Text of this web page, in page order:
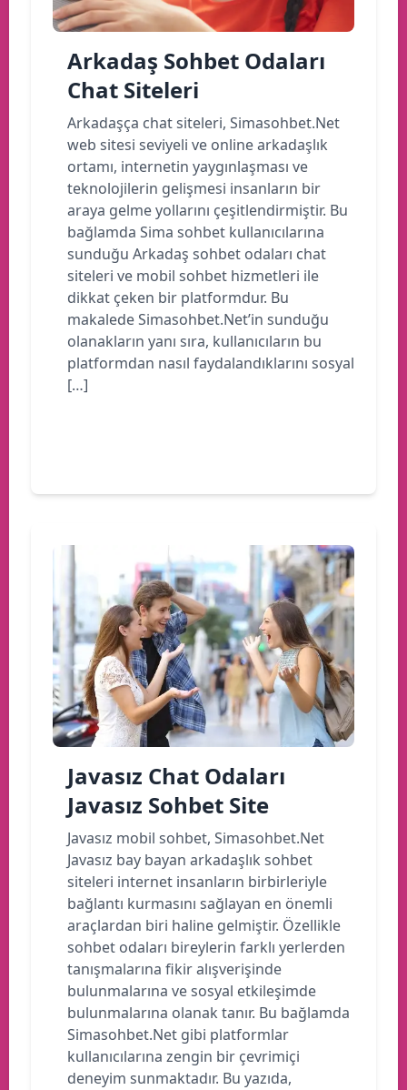
Arkadaş Sohbet Odaları
Chat Siteleri
Arkadaşça chat siteleri, Simasohbet.Net
web sitesi seviyeli ve online arkadaşlık
ortamı, internetin yaygınlaşması ve
teknolojilerin gelişmesi insanların bir
araya gelme yollarını çeşitlendirmiştir. Bu
bağlamda Sima sohbet kullanıcılarına
sunduğu Arkadaş sohbet odaları chat
siteleri ve mobil sohbet hizmetleri ile
dikkat çeken bir platformdur. Bu
makalede Simasohbet.Net’in sunduğu
olanakların yanı sıra, kullanıcıların bu
platformdan nasıl faydalandıklarını sosyal
[…]
Javasız Chat Odaları
Javasız Sohbet Site
Javasız mobil sohbet, Simasohbet.Net
Javasız bay bayan arkadaşlık sohbet
siteleri internet insanların birbirleriyle
bağlantı kurmasını sağlayan en önemli
araçlardan biri haline gelmiştir. Özellikle
sohbet odaları bireylerin farklı yerlerden
tanışmalarına fikir alışverişinde
bulunmalarına ve sosyal etkileşimde
bulunmalarına olanak tanır. Bu bağlamda
Simasohbet.Net gibi platformlar
kullanıcılarına zengin bir çevrimiçi
deneyim sunmaktadır. Bu yazıda,